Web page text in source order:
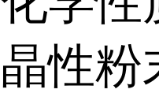
晶性粉